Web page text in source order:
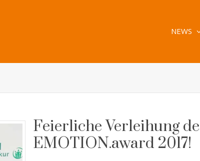
NEWS
Feierliche Verleihung
EMOTION.award 2017!